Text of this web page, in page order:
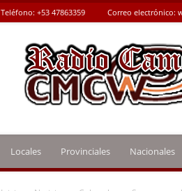
Teléfono: +53 47863359 Correo electrónico:
Radio
Camoa
Locales Provinciales Nacionales